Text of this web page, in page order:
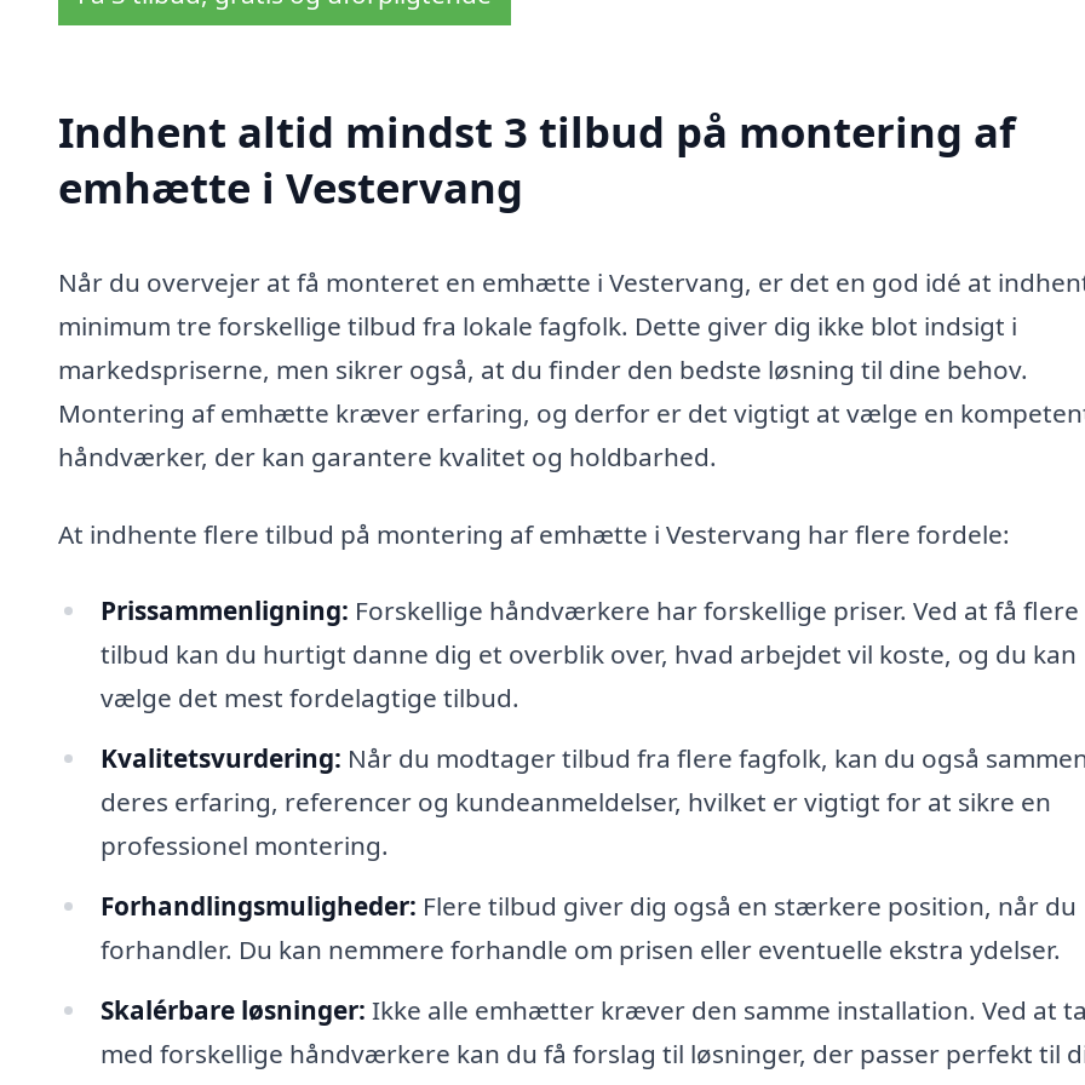
Indhent altid mindst 3 tilbud på montering af
emhætte i Vestervang
Når du overvejer at få monteret en emhætte i Vestervang, er det en god idé at
minimum tre forskellige tilbud fra lokale fagfolk. Dette giver dig ikke blot indsigt i
markedspriserne, men sikrer også, at du finder den bedste løsning til dine behov.
Montering af emhætte kræver erfaring, og derfor er det vigtigt at vælge en
håndværker, der kan garantere kvalitet og holdbarhed.
At indhente flere tilbud på montering af emhætte i Vestervang har flere fordele:
Prissammenligning: Forskellige håndværkere har forskellige priser. Ved at få flere
tilbud kan du hurtigt danne dig et overblik over, hvad arbejdet vil koste, og du kan
vælge det mest fordelagtige tilbud.
Kvalitetsvurdering: Når du modtager tilbud fra flere fagfolk, kan du også
deres erfaring, referencer og kundeanmeldelser, hvilket er vigtigt for at sikre en
professionel montering.
Forhandlingsmuligheder: Flere tilbud giver dig også en stærkere position, når du
forhandler. Du kan nemmere forhandle om prisen eller eventuelle ekstra ydelser.
Skalérbare løsninger: Ikke alle emhætter kræver den samme installation. Ved at
med forskellige håndværkere kan du få forslag til løsninger, der passer perfekt til